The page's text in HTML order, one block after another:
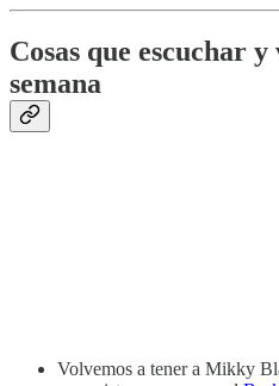
Cosas que escuchar
semana
Volvemos a tener a Mikky